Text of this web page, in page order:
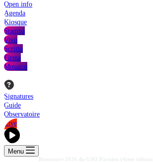
Open info
Agenda
Kiosque
Stampa
Vivo
Scritto
Firma
Mosaico
Signatures
Guide
Observatoire
Live
Menu